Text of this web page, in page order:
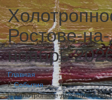
Ростове-
ноябрь
Главная
События
Холотропное дыхание в